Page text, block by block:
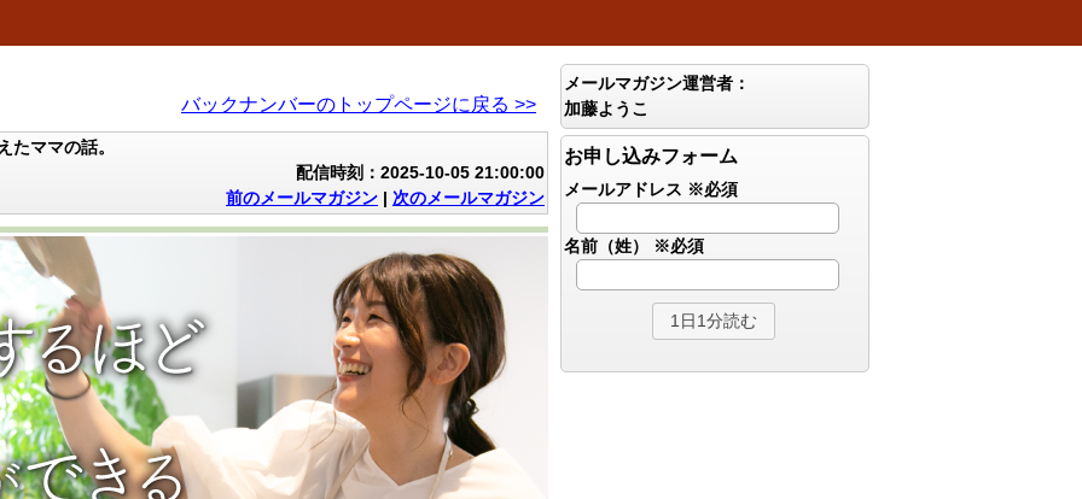
バックナンバーのトップページに戻る >>
たママの話。
配信時刻：2025-10-05 21:00:00
前のメールマガジン | 次のメールマガジン
メールマガジン運営者：
加藤ようこ
お申し込みフォーム
メールアドレス ※必須
名前（姓） ※必須